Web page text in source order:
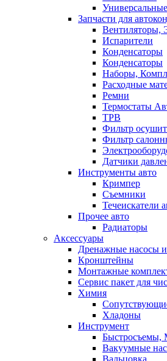
Запчасти для
Вентиляторы,
Испарители
Конденсаторы
Конденсаторы
Наборы,
Расходные
Ремни
Термостаты
ТРВ
Фильтр
Фильтр
Датчики
Инструменты авто
Кримпер
Съемники
Течеискатели
Прочее авто
Радиаторы
Аксессуары
Дренажные насосы
Кронштейны
Монтажные
Сервис пакет для
Химия
Хладоны
Инструмент
Быстросъемы,
Вакуумные
Вальцовка